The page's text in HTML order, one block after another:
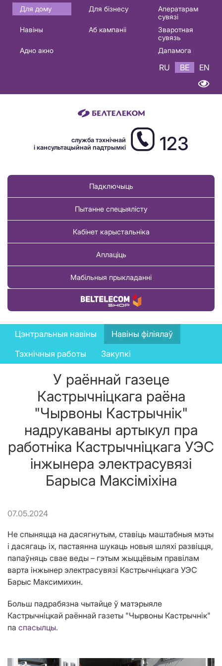
Основная
навигация
Для дому Для бізнесу
Аператарам
сувязі
Навіны
Аб кампаніі
Зваротная
сувязь
Адно акно
Дапамога
RU BE EN
служба тэхнічнай
і кансультацыйнай падтрымкі
123
Падключыць
Пытанне спецыялісту
Кабінет карыстальніка
Аплаціць
Мабільныя прыкладанні
Купіць тавар
News
menu
Цэнтральныя навіны
Навіны філіялаў
Тэхнічныя работы
Закупкі
У раённай газеце
Кастрычніцкага раёна
"Чырвоны Кастрычнік"
надрукаваны артыкул пра
работніка Кастрычніцкага УЭС
інжынера электрасувязі
Барыса Максіміхіна
07.05.2024
Не спыняцца на дасягнутым, ставіць маштабныя мэты
і дасягаць іх, пастаянна шукаць новыя шляхі развіцця,
папаўняць свае веды – гэтым жыццёвым правілам
варта інжынер электрасувязі Кастрычніцкага УЭС
Барыс Максимихин.
Больш падрабязна чытайце ў матэрыяле
Кастрычніцкай раённай газеты "Чырвоны Кастрычнік"
па спасылцы.